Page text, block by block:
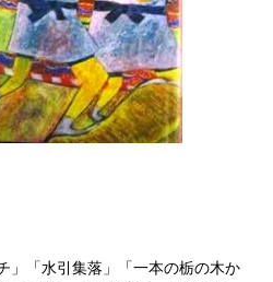
」「水引集落」「一本の栃の木か